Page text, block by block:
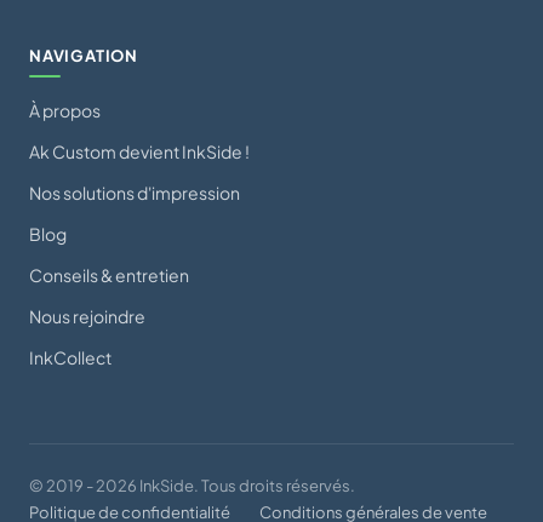
NAVIGATION
À propos
Ak Custom devient InkSide !
Nos solutions d'impression
Blog
Conseils & entretien
Nous rejoindre
InkCollect
© 2019 - 2026 InkSide. Tous droits réservés.
Politique de confidentialité
Conditions générales de vente